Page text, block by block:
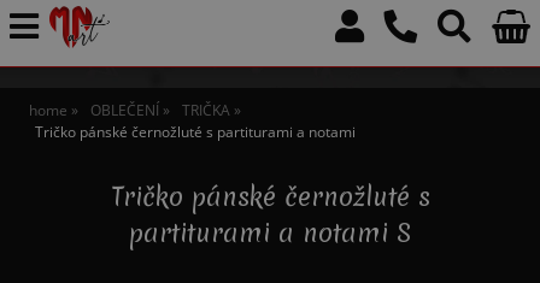
home OBLEČENÍ
TRIČKA
Tričko pánské černožluté s partiturami a notami
Tričko pánské černožluté s
partiturami a notami S